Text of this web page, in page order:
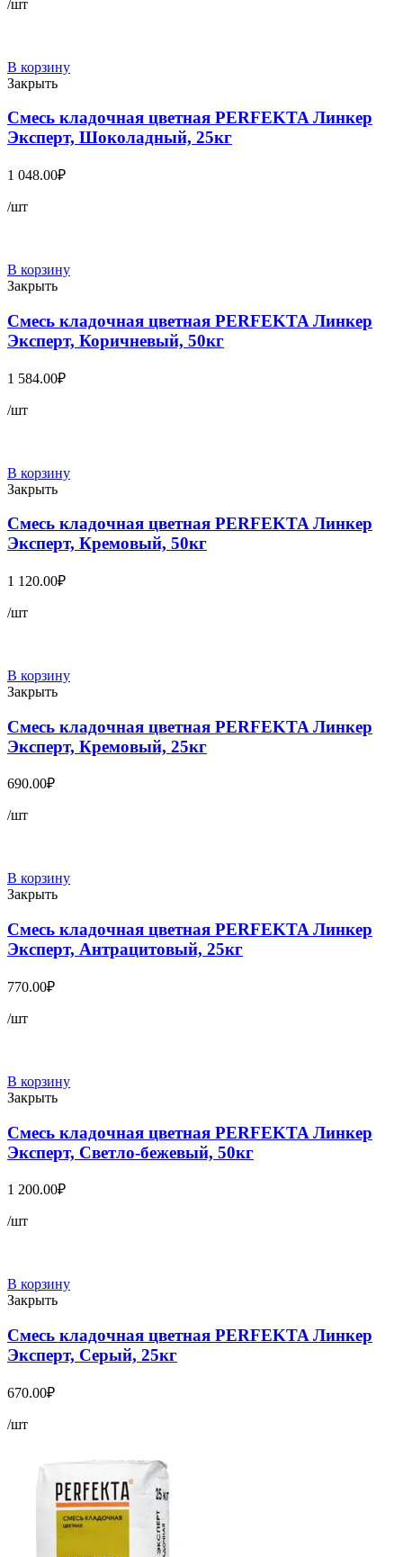
/шт
В корзину
Закрыть
Смесь кладочная цветная PERFEKTA Линкер
Эксперт, Шоколадный, 25кг
1 048.00₽
/шт
В корзину
Закрыть
Смесь кладочная цветная PERFEKTA Линкер
Эксперт, Коричневый, 50кг
1 584.00₽
/шт
В корзину
Закрыть
Смесь кладочная цветная PERFEKTA Линкер
Эксперт, Кремовый, 50кг
1 120.00₽
/шт
В корзину
Закрыть
Смесь кладочная цветная PERFEKTA Линкер
Эксперт, Кремовый, 25кг
690.00₽
/шт
В корзину
Закрыть
Смесь кладочная цветная PERFEKTA Линкер
Эксперт, Антрацитовый, 25кг
770.00₽
/шт
В корзину
Закрыть
Смесь кладочная цветная PERFEKTA Линкер
Эксперт, Светло-бежевый, 50кг
1 200.00₽
/шт
В корзину
Закрыть
Смесь кладочная цветная PERFEKTA Линкер
Эксперт, Серый, 25кг
670.00₽
/шт